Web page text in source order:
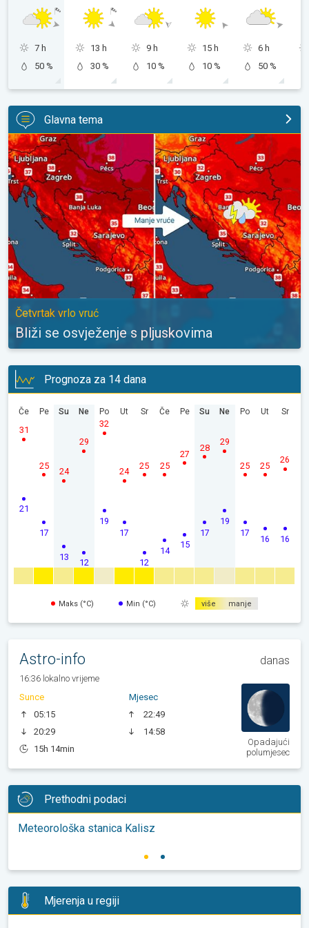
7 h
50 %
13 h
30 %
9 h
10 %
15 h
10 %
6 h
50 %
Glavna tema
Bliži se osvježenje s pljuskovima. Četvrtak vrlo vruć. . .
Četvrtak vrlo vruć
Bliži se osvježenje s pljuskovima
Prognoza za 14 dana
Če
21
31
Pe
17
25
Su
13
24
Ne
12
29
Po
19
32
Ut
17
24
Sr
12
25
Če
14
25
Pe
15
27
Su
17
28
Ne
19
29
Po
17
25
Ut
16
25
Sr
16
26
Maks (°C) Min (°C) više manje
Astro-info danas
16:36 lokalno vrijeme
Sunce
05:15
20:29
15h 14min
Mjesec
22:49
14:58
Opadajući
polumjesec
Prethodni podaci
Meteorološka stanica Kalisz
Mjerenja u regiji